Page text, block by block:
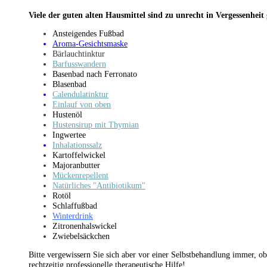
Viele der guten alten Hausmittel sind zu unrecht in
Ansteigendes Fußbad
Aroma-Gesichtsmaske
Bärlauchtinktur
Barfusswandern
Basenbad nach Ferronato
Blasenbad
Calendulatinktur
Einlauf von oben
Hustenöl
Hustensirup mit Thymian
Ingwertee
Inhalationssalz
Kartoffelwickel
Majoranbutter
Mückenrepellent
Natürliches "Antibiotikum"
Rotöl
Schlaffußbad
Winterdrink
Zitronenhalswickel
Zwiebelsäckchen
Bitte vergewissern Sie sich aber vor einer Selbstbehandlung immer,
rechtzeitig professionelle therapeutische Hilfe!